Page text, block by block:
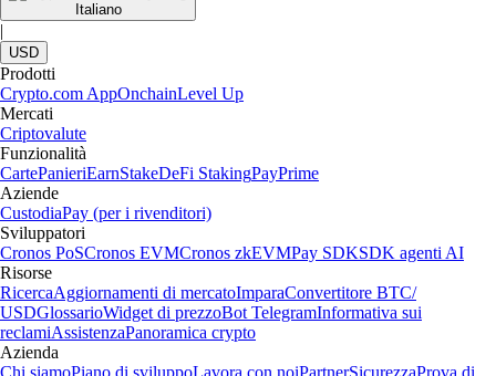
Italiano
|
USD
Prodotti
Crypto.com AppOnchainLevel Up
Mercati
Criptovalute
Funzionalità
CartePanieriEarnStakeDeFi StakingPayPrime
Aziende
CustodiaPay (per i rivenditori)
Sviluppatori
Cronos PoSCronos EVMCronos zkEVMPay SDKSDK agenti AI
Risorse
RicercaAggiornamenti di mercatoImparaConvertitore BTC/
USDGlossarioWidget di prezzoBot TelegramInformativa sui
reclamiAssistenzaPanoramica crypto
Azienda
Chi siamoPiano di sviluppoLavora con noiPartnerSicurezzaProva di